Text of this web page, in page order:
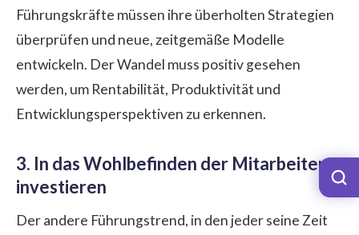
Führungskräfte müssen ihre überholten Strategien
überprüfen und neue, zeitgemäße Modelle
entwickeln. Der Wandel muss positiv gesehen
werden, um Rentabilität, Produktivität und
Entwicklungsperspektiven zu erkennen.
3. In das Wohlbefinden der Mitarbeiter
investieren
Der andere Führungstrend, in den jeder seine Zeit